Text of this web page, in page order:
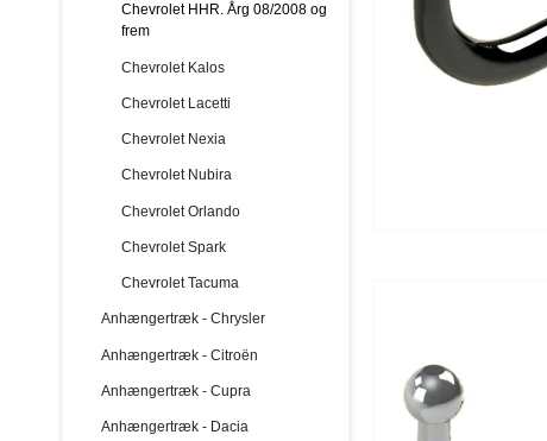
Chevrolet HHR. Årg 08/2008 og
frem
Chevrolet Kalos
Chevrolet Lacetti
Chevrolet Nexia
Chevrolet Nubira
Chevrolet Orlando
Chevrolet Spark
Chevrolet Tacuma
Anhængertræk - Chrysler
Anhængertræk - Citroën
Anhængertræk - Cupra
Anhængertræk - Dacia